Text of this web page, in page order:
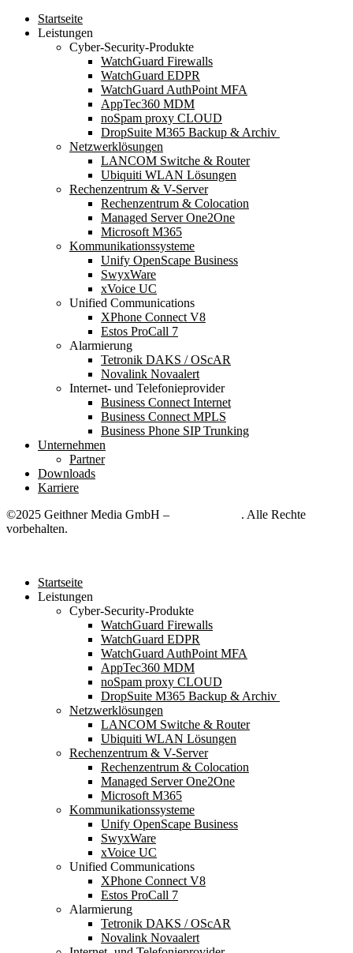
Startseite
Leistungen
Cyber-Security-Produkte
WatchGuard Firewalls
WatchGuard EDPR
WatchGuard AuthPoint MFA
AppTec360 MDM
noSpam proxy CLOUD
DropSuite M365 Backup & Archiv ​
Netzwerklösungen
LANCOM Switche & Router
Ubiquiti WLAN Lösungen
Rechenzentrum & V-Server
Rechenzentrum & Colocation
Managed Server One2One
Microsoft M365
Kommunikationssysteme
Unify OpenScape Business
SwyxWare
xVoice UC
Unified Communications
XPhone Connect V8
Estos ProCall 7
Alarmierung
Tetronik DAKS / OScAR
Novalink Novaalert
Internet- und Telefonieprovider
Business Connect Internet
Business Connect MPLS
Business Phone SIP Trunking
Unternehmen
Partner
Downloads
Karriere
©2025 Geithner Media GmbH –
. Alle Rechte
vorbehalten.
Startseite
Leistungen
Cyber-Security-Produkte
WatchGuard Firewalls
WatchGuard EDPR
WatchGuard AuthPoint MFA
AppTec360 MDM
noSpam proxy CLOUD
DropSuite M365 Backup & Archiv ​
Netzwerklösungen
LANCOM Switche & Router
Ubiquiti WLAN Lösungen
Rechenzentrum & V-Server
Rechenzentrum & Colocation
Managed Server One2One
Microsoft M365
Kommunikationssysteme
Unify OpenScape Business
SwyxWare
xVoice UC
Unified Communications
XPhone Connect V8
Estos ProCall 7
Alarmierung
Tetronik DAKS / OScAR
Novalink Novaalert